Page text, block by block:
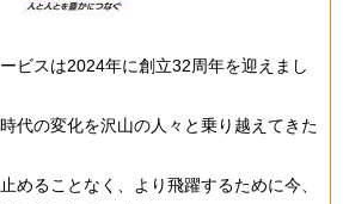
ビスは2024年に創立32周年を迎えまし
代の変化を沢山の人々と乗り越えてきた
めることなく、より飛躍するために今、